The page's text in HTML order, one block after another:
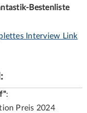
Bestenliste
Interview Link
:
Preis 2024